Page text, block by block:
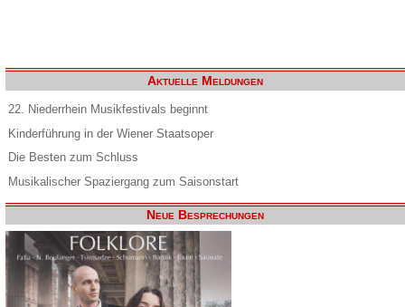
Aktuelle Meldungen
22. Niederrhein Musikfestivals beginnt
Kinderführung in der Wiener Staatsoper
Die Besten zum Schluss
Musikalischer Spaziergang zum Saisonstart
Neue Besprechungen